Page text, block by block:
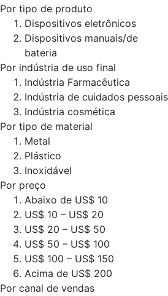
Por tipo de produto
Dispositivos eletrônicos
Dispositivos manuais/de
bateria
Por indústria de uso final
Indústria Farmacêutica
Indústria de cuidados pessoais
Indústria cosmética
Por tipo de material
Metal
Plástico
Inoxidável
Por preço
Abaixo de US$ 10
US$ 10 – US$ 20
US$ 20 – US$ 50
US$ 50 – US$ 100
US$ 100 – US$ 150
Acima de US$ 200
Por canal de vendas